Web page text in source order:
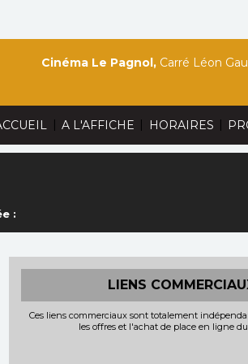
| A L'AFFICHE | HORAIRES |
Cinéma Le Pagnol, Carré Léon
:
LIENS
Ces liens commerciaux sont totalement
les offres et l'achat de place en ligne